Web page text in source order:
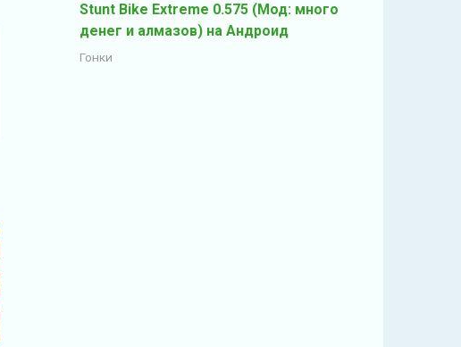
Stunt Bike Extreme 0.575 (Мод: много
денег и алмазов) на Андроид
Гонки